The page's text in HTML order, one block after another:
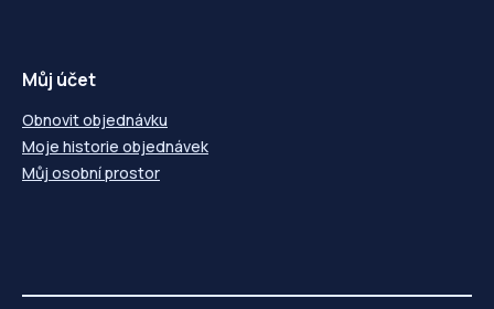
Můj účet
Obnovit objednávku
Moje historie objednávek
Můj osobní prostor